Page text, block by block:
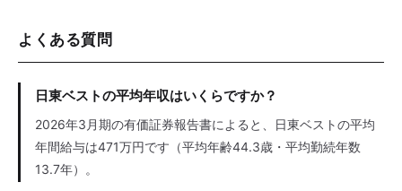
よくある質問
日東ベストの平均年収はいくらですか？
2026年3月期の有価証券報告書によると、日東ベストの平均
年間給与は471万円です（平均年齢44.3歳・平均勤続年数
13.7年）。